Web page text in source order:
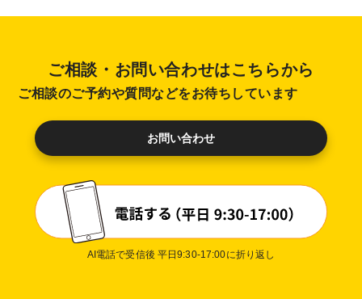
ご相談・お問い合わせはこちらから
ご相談のご予約や質問などをお待ちしています
お問い合わせ
AI電話で受信後 平日9:30-17:00に折り返し